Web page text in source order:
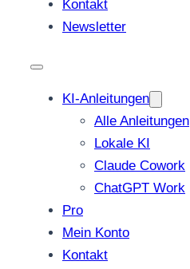
Kontakt
Newsletter
KI-Anleitungen
Alle Anleitungen
Lokale KI
Claude Cowork
ChatGPT Work
Pro
Mein Konto
Kontakt